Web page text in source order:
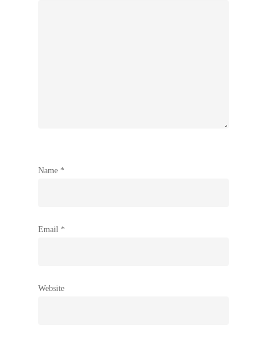
Name *
Email *
Website